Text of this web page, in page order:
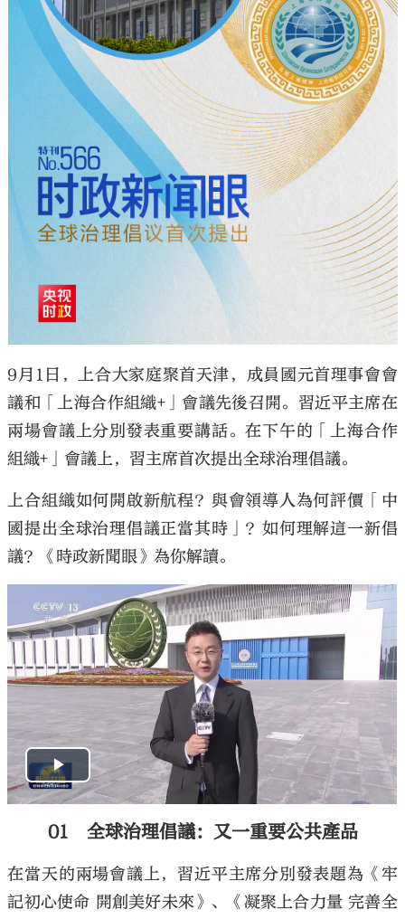
9月1日，上合大家庭聚首天津，成員國元首理事會會
議和「上海合作組織+」會議先後召開。習近平主席在
兩場會議上分別發表重要講話。在下午的「上海合作
組織+」會議上，習主席首次提出全球治理倡議。
上合組織如何開啟新航程？與會領導人為何評價「中
國提出全球治理倡議正當其時」？如何理解這一新倡
議？《時政新聞眼》為你解讀。
01 全球治理倡議：又一重要公共產品
在當天的兩場會議上，習近平主席分別發表題為《牢
記初心使命 開創美好未來》、《凝聚上合力量 完善全